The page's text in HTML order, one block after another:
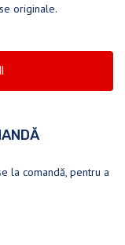
originale.
la comandă, pentru a